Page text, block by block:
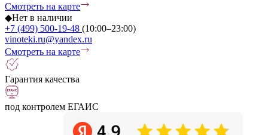
Смотреть на карте
◆Нет в наличии
+7 (499) 500-19-48 (10:00–23:00)
vinoteki.ru@yandex.ru
Смотреть на карте
Гарантия качества
под контролем ЕГАИС